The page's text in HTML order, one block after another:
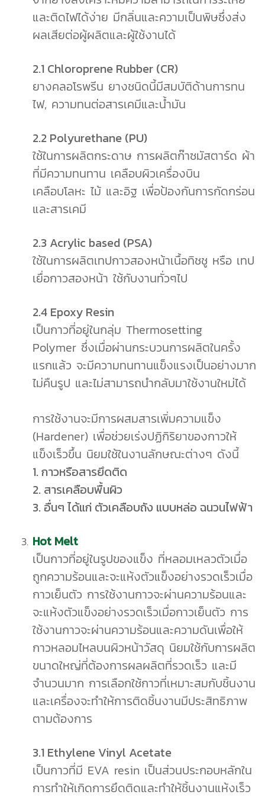
และติดไฟได้ง่าย มีกลิ่นและความเป็นพิษซึ่งส่ง
ผลเสียต่อผู้ผลิตและผู้ใช้งานได้
2.1 Chloroprene Rubber (CR)
ยางคลอโรพรีน ยางชนิดนี้มีสมบัติด้านการทน
ไฟ, ความทนต่อสารเคมีและน้ำมัน
2.2 Polyurethane (PU)
ใช้ในการผลิตกระดาษ การผลิตก๊าซมัสตาร์ด ผ้า
ที่มีความทนทาน เคลือบผิวเครื่องบิน
เคลือบโลหะ ไม้ และอิฐ เพื่อป้องกันการกัดกร่อน
และสารเคมี
2.3 Acrylic based (PSA)
ใช้ในการผลิตเทปกาวสองหน้าเนื้อทิชชู หรือ เทป
เยื่อกาวสองหน้า ใช้กับงานทั่วๆไป
2.4 Epoxy Resin
เป็นกาวที่อยู่ในกลุ่ม Thermosetting
Polymer ซึ่งเมื่อผ่านกระบวนการผลิตในครั้ง
แรกแล้ว จะมีความทนทานแข็งแรงเป็นอย่างมาก
ไม่คืนรูป และไม่สามารถนำกลับมาใช้งานใหม่ได้
การใช้งานจะมีการผสมสารเพิ่มความแข็ง
(Hardener) เพื่อช่วยเร่งปฏิกิริยาของกาวให้
แข็งเร็วขึ้น นิยมใช้ในงานลักษณะต่างๆ ดังนี้
1. กาวหรือสารยึดติด
2. สารเคลือบพื้นผิว
3. อื่นๆ ได้แก่ ตัวเคลือบถัง แบบหล่อ ฉนวนไฟฟ้า
Hot Melt
เป็นกาวที่อยู่ในรูปของแข็ง ที่หลอมเหลวตัวเมื่อ
ถูกความร้อนและจะแห้งตัวแข็งอย่างรวดเร็วเมื่อ
กาวเย็นตัว การใช้งานกาวจะผ่านความร้อนและ
จะแห้งตัวแข็งอย่างรวดเร็วเมื่อกาวเย็นตัว การ
ใช้งานกาวจะผ่านความร้อนและความดันเพื่อให้
กาวหลอมไหลบนผิวหน้าวัสดุ นิยมใช้กับการผลิต
ขนาดใหญ่ที่ต้องการผลผลิตที่รวดเร็ว และมี
จำนวนมาก การเลือกใช้กาวที่เหมาะสมกับชิ้นงาน
และเครื่องจะทำให้การติดชิ้นงานมีประสิทธิภาพ
ตามต้องการ
3.1 Ethylene Vinyl Acetate
เป็นกาวที่มี EVA resin เป็นส่วนประกอบหลักใน
การทำให้เกิดการยึดติดและทำให้ชิ้นงานแห้งเร็ว